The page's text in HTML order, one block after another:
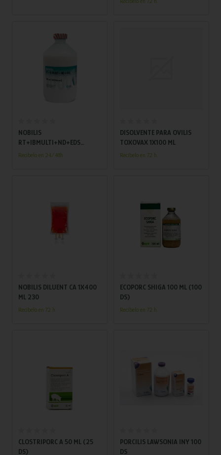
corral.
NOBILIS
RT+IBMULTI+ND+EDS
1X1000 DS/500ML
Recíbelo en 24/48h
DISOLVENTE PARA OVILIS
TOXOVAX 1X100 ML
Recíbelo en 72 h.
NOBILIS DILUENT CA 1X400
ML 230
Recíbelo en 72 h.
ECOPORC SHIGA 100 ML (100
DS)
Recíbelo en 72 h.
CLOSTRIPORC A 50 ML (25
DS)
PORCILIS LAWSONIA INY 100
DS